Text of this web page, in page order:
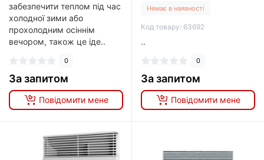
забезпечити теплом під час
холодної зими або
прохолодним осіннім
вечором, також це іде..
0
За запитом
Повідомити мене
Немає в наявності
Код товару: 63692
..
0
За запитом
Повідомити мене